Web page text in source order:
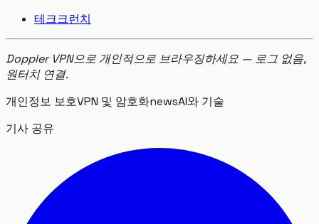
테크크런치
Doppler VPN으로 개인적으로 브라우징하세요 — 로그 없음,
원터치 연결.
개인정보 보호VPN 및 암호화newsAI와 기술
기사 공유